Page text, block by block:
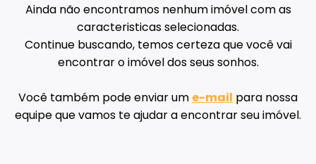
Ainda não encontramos nenhum imóvel com as
caracteristicas selecionadas.
Continue buscando, temos certeza que você vai
encontrar o imóvel dos seus sonhos.
Você também pode enviar um e-mail para nossa
equipe que vamos te ajudar a encontrar seu imóvel.